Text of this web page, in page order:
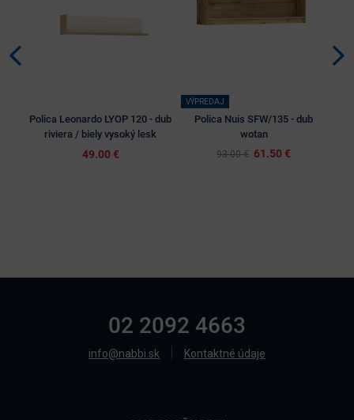
Polica Leonardo LYOP 120 - dub
riviera / biely vysoký lesk
49.00 €
VÝPREDAJ
Polica Nuis SFW/135 - dub
wotan
93.00 € 61.50 €
02 2092 4663
info@nabbi.sk Kontaktné údaje